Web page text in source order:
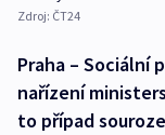
Zdroj: ČT24
Praha – Sociální
nařízení
to případ